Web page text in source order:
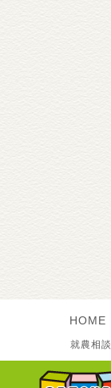
HOME
就農相談